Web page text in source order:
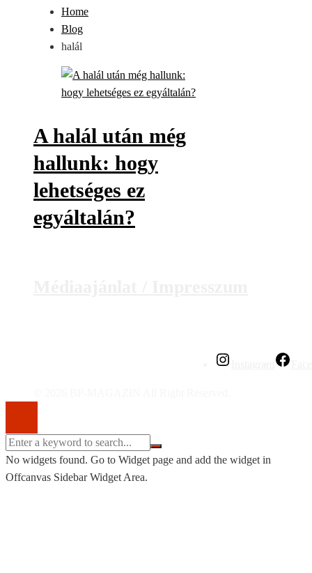
Home
Blog
halál
A halál után még
hallunk: hogy
lehetséges ez
egyáltalán?
No widgets found. Go to Widget page and add the widget in
Offcanvas Sidebar Widget Area.